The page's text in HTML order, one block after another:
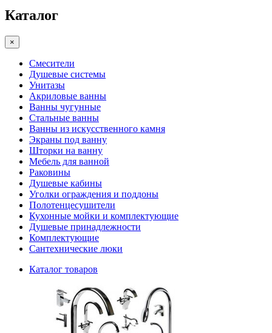
Каталог
×
Смесители
Душевые системы
Унитазы
Акриловые ванны
Ванны чугунные
Стальные ванны
Ванны из искусственного камня
Экраны под ванну
Шторки на ванну
Мебель для ванной
Раковины
Душевые кабины
Уголки ограждения и поддоны
Полотенцесушители
Кухонные мойки и комплектующие
Душевые принадлежности
Комплектующие
Сантехнические люки
Каталог товаров